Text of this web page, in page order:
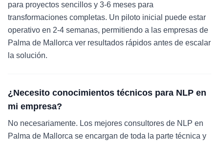
para proyectos sencillos y 3-6 meses para
transformaciones completas. Un piloto inicial puede estar
operativo en 2-4 semanas, permitiendo a las empresas de
Palma de Mallorca ver resultados rápidos antes de escalar
la solución.
¿Necesito conocimientos técnicos para NLP en
mi empresa?
No necesariamente. Los mejores consultores de NLP en
Palma de Mallorca se encargan de toda la parte técnica y